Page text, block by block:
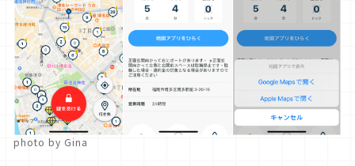
photo by Gina